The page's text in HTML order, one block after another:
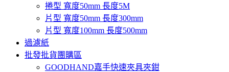
捲型 寬度50mm 長度5M
片型 寬度50mm 長度300mm
片型 寬度100mm 長度500mm
過濾紙
批發批貨團購區
GOODHAND嘉手快速夾具夾鉗